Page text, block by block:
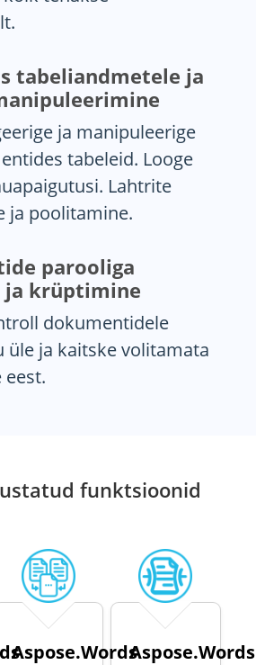
tabeliandmetele ja
ja manipuleerige
tabeleid. Looge
Lahtrite
ja poolitamine.
parooliga
krüptimine
dokumentidele
üle ja kaitske volitamata
funktsioonid
Aspose.WordsAspose.Words